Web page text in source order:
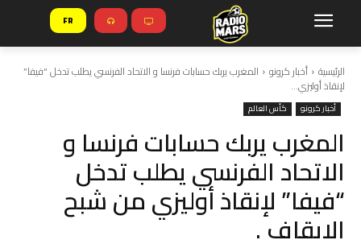
FR
الرئيسية أخبار كرونو المغرب يربك حسابات فرنسا و الاتحاد الفرنسي يطلب تدخل “فيفا”
لإنقاذ أوليزي...
أخبار كرونو كأس العالم
المغرب يربك حسابات فرنسا و
الاتحاد الفرنسي يطلب تدخل
“فيفا” لإنقاذ أوليزي من شبح
الإيقاف .